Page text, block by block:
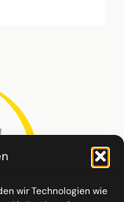
wir Technologien wie